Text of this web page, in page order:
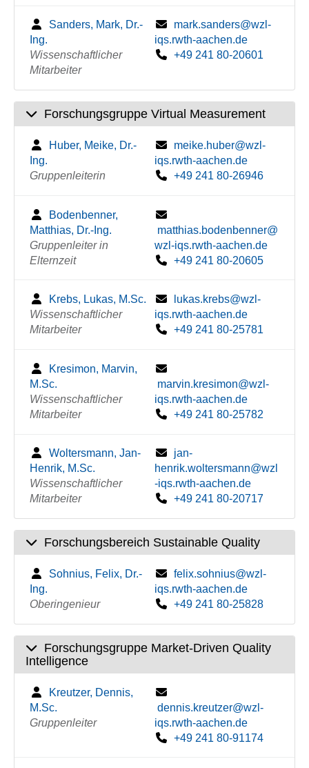
Sanders, Mark, Dr.-
Ing.
Wissenschaftlicher
Mitarbeiter
mark.sanders@wzl-
iqs.rwth-aachen.de
+49 241 80-20601
Forschungsgruppe Virtual Measurement
Huber, Meike, Dr.-
Ing.
Gruppenleiterin
meike.huber@wzl-
iqs.rwth-aachen.de
+49 241 80-26946
Bodenbenner,
Matthias, Dr.-Ing.
Gruppenleiter in
Elternzeit
matthias.bodenbenner@
wzl-iqs.rwth-aachen.de
+49 241 80-20605
Krebs, Lukas, M.Sc.
Wissenschaftlicher
Mitarbeiter
lukas.krebs@wzl-
iqs.rwth-aachen.de
+49 241 80-25781
Kresimon, Marvin,
M.Sc.
Wissenschaftlicher
Mitarbeiter
marvin.kresimon@wzl-
iqs.rwth-aachen.de
+49 241 80-25782
Woltersmann, Jan-
Henrik, M.Sc.
Wissenschaftlicher
Mitarbeiter
jan-
henrik.woltersmann@wzl
-iqs.rwth-aachen.de
+49 241 80-20717
Forschungsbereich Sustainable Quality
Sohnius, Felix, Dr.-
Ing.
Oberingenieur
felix.sohnius@wzl-
iqs.rwth-aachen.de
+49 241 80-25828
Forschungsgruppe Market-Driven Quality
Intelligence
Kreutzer, Dennis,
M.Sc.
Gruppenleiter
dennis.kreutzer@wzl-
iqs.rwth-aachen.de
+49 241 80-91174